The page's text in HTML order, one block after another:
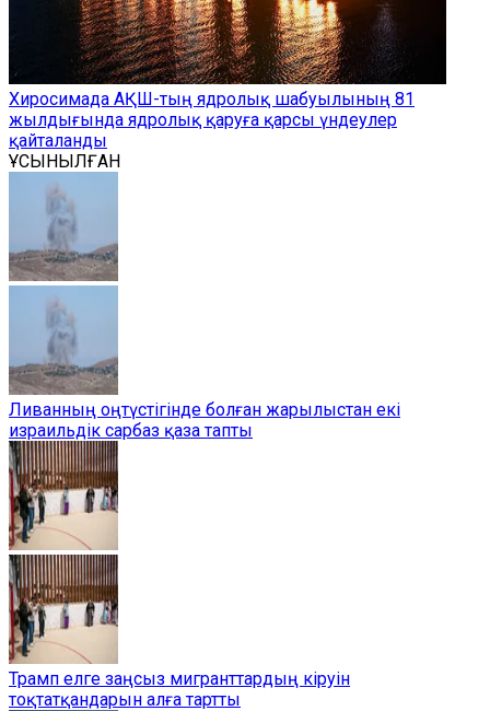
Хиросимада АҚШ-тың ядролық шабуылының 81
жылдығында ядролық қаруға қарсы үндеулер
қайталанды
ҰСЫНЫЛҒАН
Ливанның оңтүстігінде болған жарылыстан екі
израильдік сарбаз қаза тапты
Трамп елге заңсыз мигранттардың кіруін
тоқтатқандарын алға тартты